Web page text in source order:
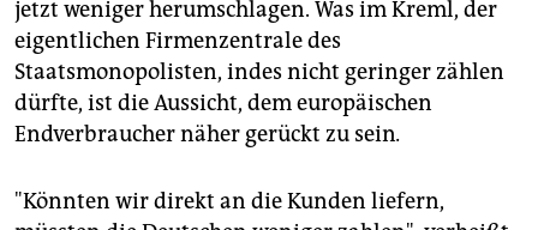
jetzt weniger herumschlagen. Was im Kreml, der
eigentlichen Firmenzentrale des
Staatsmonopolisten, indes nicht geringer zählen
dürfte, ist die Aussicht, dem europäischen
Endverbraucher näher gerückt zu sein.
"Könnten wir direkt an die Kunden liefern,